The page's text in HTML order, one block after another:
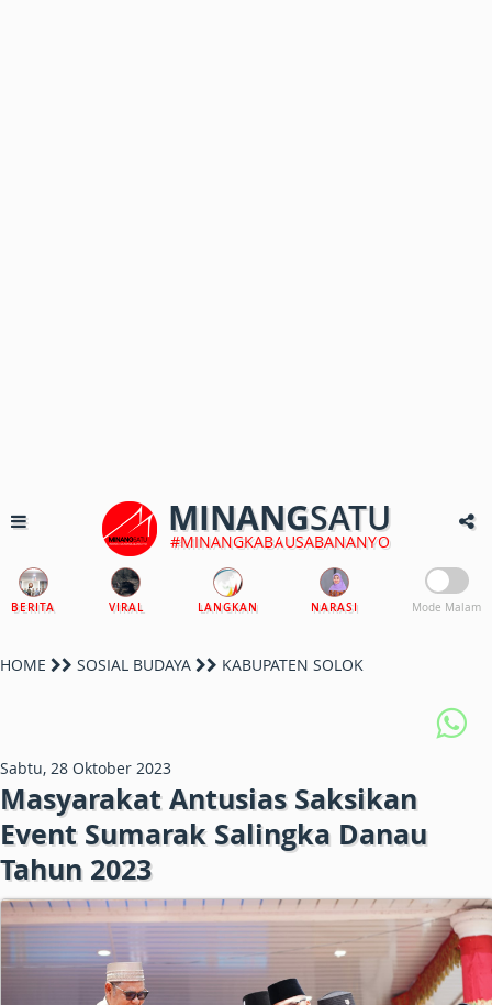
MINANGSATU
#MINANGKABAUSABANANYO
BERITA VIRAL LANGKAN NARASI Mode Malam
HOME SOSIAL BUDAYA KABUPATEN SOLOK
Sabtu, 28 Oktober 2023
Masyarakat Antusias Saksikan
Event Sumarak Salingka Danau
Tahun 2023